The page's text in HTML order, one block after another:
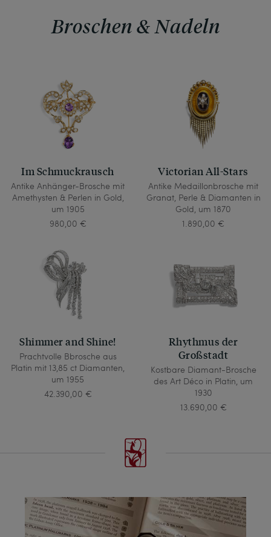
Broschen & Nadeln
Im Schmuckrausch
Antike Anhänger-Brosche mit
Amethysten & Perlen in Gold,
um 1905
980,00 €
Victorian All-Stars
Antike Medaillonbrosche mit
Granat, Perle & Diamanten in
Gold, um 1870
1.890,00 €
Shimmer and Shine!
Prachtvolle Bbrosche aus
Platin mit 13,85 ct Diamanten,
um 1955
42.390,00 €
Rhythmus der
Großstadt
Kostbare Diamant-Brosche
des Art Déco in Platin, um
1930
13.690,00 €